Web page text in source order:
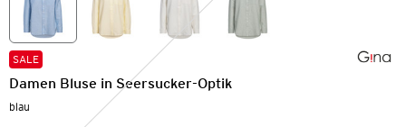
SALE
Damen Bluse in Seersucker-Optik
blau